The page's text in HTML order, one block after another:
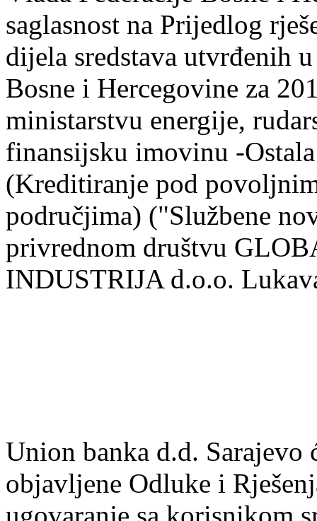
saglasnost na Prijedlog
dijela sredstava utvrđenih
Bosne i Hercegovine za
ministarstvu energije,
finansijsku imovinu -
(Kreditiranje pod
područjima) ("Službene
privrednom društvu
INDUSTRIJA d.o.o.
Union banka d.d. Sarajevo
objavljene Odluke i